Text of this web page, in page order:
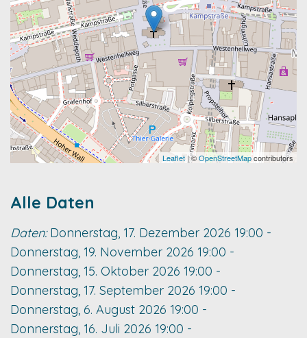
Leaflet| ©OpenStreetMapcontributors
Alle Daten
Daten:Donnerstag, 17. Dezember 2026 19:00 -
Donnerstag, 19. November 2026 19:00 -
Donnerstag, 15. Oktober 2026 19:00 -
Donnerstag, 17. September 2026 19:00 -
Donnerstag, 6. August 2026 19:00 -
Donnerstag, 16. Juli 2026 19:00 -